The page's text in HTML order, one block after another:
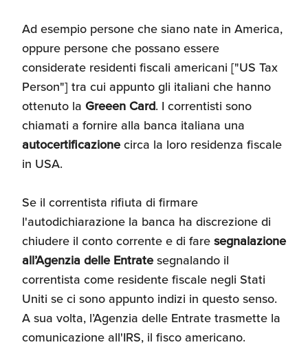
Ad esempio persone che siano nate in America,
oppure persone che possano essere
considerate residenti fiscali americani ["US Tax
Person"] tra cui appunto gli italiani che hanno
ottenuto la Greeen Card. I correntisti sono
chiamati a fornire alla banca italiana una
autocertificazionecirca la loro residenza fiscale
in USA.
Se il correntista rifiuta di firmare
l'autodichiarazione la banca ha discrezione di
chiudere il conto corrente e di faresegnalazione
all’Agenzia delle Entratesegnalando il
correntista come residente fiscale negli Stati
Uniti se ci sono appunto indizi in questo senso.
A sua volta, l’Agenzia delle Entrate trasmette la
comunicazione all'IRS, il fisco americano.